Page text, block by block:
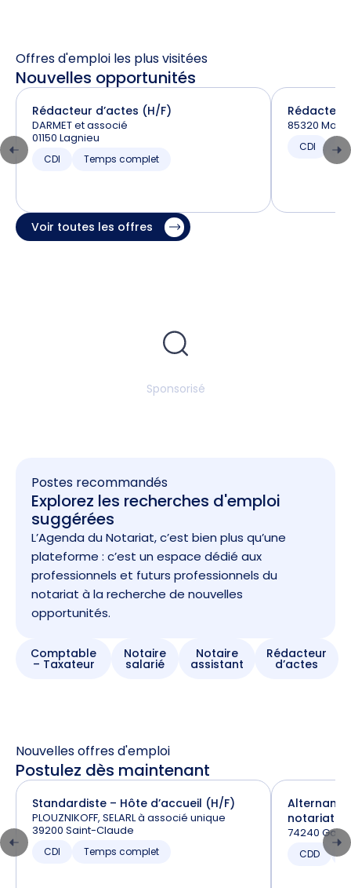
Offres d'emploi les plus visitées
Nouvelles opportunités
Rédacteur d’actes (H/F)
DARMET et associé
01150 Lagnieu
CDI Temps complet
Rédacteur
85320
CDI
Voir toutes les offres
Sponsorisé
Postes recommandés
Explorez les recherches d'emploi
suggérées
L’Agenda du Notariat, c’est bien plus qu’une
plateforme : c’est un espace dédié aux
professionnels et futurs professionnels du
notariat à la recherche de nouvelles
opportunités.
Comptable
– Taxateur
Notaire
salarié
Notaire
assistant
Rédacteur
d’actes
Nouvelles offres d'emploi
Postulez dès maintenant
Standardiste – Hôte d’accueil (H/F)
PLOUZNIKOFF, SELARL à associé unique
39200 Saint-Claude
CDI Temps complet
notariat
74240
CDD